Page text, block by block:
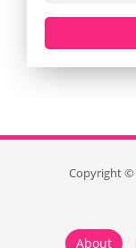
Copyright ©
About